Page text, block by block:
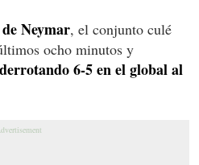
Neymar, el conjunto culé
ocho minutos y
6-5 en el global al